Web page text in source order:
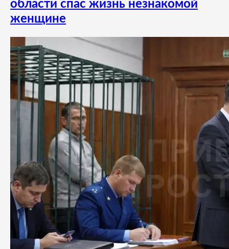
области спас жизнь незнакомой
женщине